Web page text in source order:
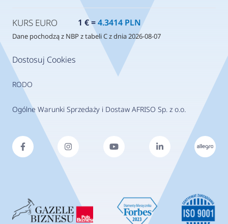
Dostosuj Cookies
RODO
Ogólne Warunki Sprzedaży i Dostaw AFRISO Sp. z o.o.
KURS EURO 1 € =4.3414 PLN
Dane pochodzą z NBP z tabeli C z dnia 2026-08-07